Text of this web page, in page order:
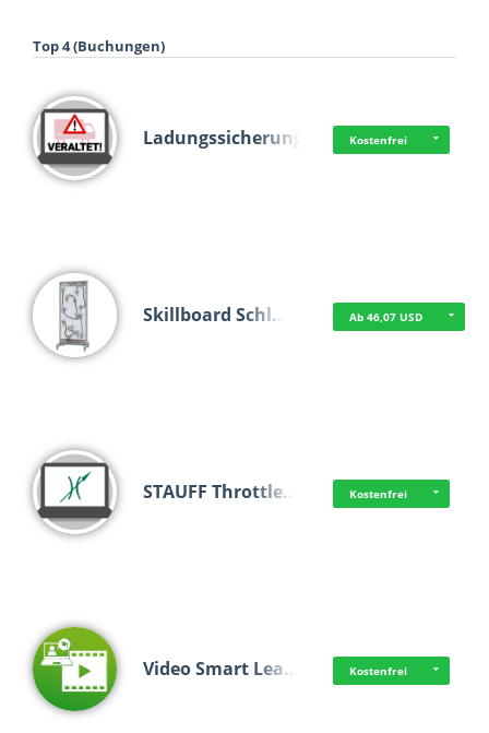
Top 4 (Buchungen)
Ladungssicherung Kostenfrei
Skillboard Schl… Ab 46,07 USD
STAUFF Throttle… Kostenfrei
Video Smart Lea… Kostenfrei